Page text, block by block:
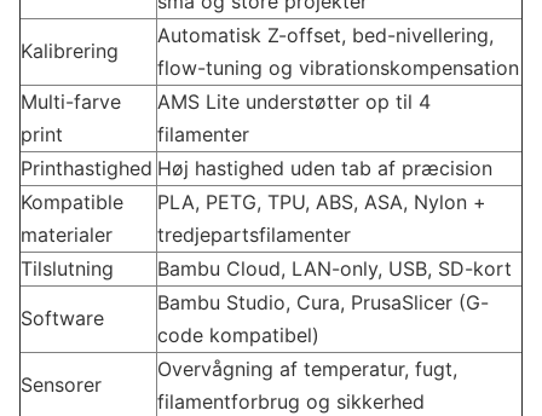
Kalibrering
Automatisk Z-offset, bed-nivellering,
flow-tuning og vibrationskompensation
Multi-farve
print
AMS Lite understøtter op til 4
filamenter
Printhastighed Høj hastighed uden tab af præcision
Kompatible
materialer
PLA, PETG, TPU, ABS, ASA, Nylon +
tredjepartsfilamenter
Tilslutning
Bambu Cloud, LAN-only, USB, SD-kort
Software
Bambu Studio, Cura, PrusaSlicer (G-
code kompatibel)
Sensorer
Overvågning af temperatur, fugt,
filamentforbrug og sikkerhed